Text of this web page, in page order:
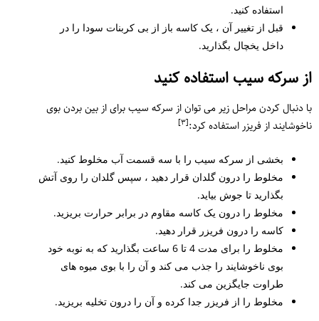
استفاده کنید.
قبل از تغییر آن ، یک کاسه باز از بی کربنات سودا را در
داخل یخچال بگذارید.
از سرکه سیب استفاده کنید
با دنبال کردن مراحل زیر می توان از سرکه سیب برای از بین بردن بوی
ناخوشایند از فریزر استفاده کرد:[٣]
بخشی از سرکه سیب را با سه قسمت آب مخلوط کنید.
مخلوط را درون گلدان قرار دهید ، سپس گلدان را روی آتش
بگذارید تا جوش بیاید.
مخلوط را درون یک کاسه مقاوم در برابر حرارت بریزید.
کاسه را درون فریزر قرار دهید.
مخلوط را برای مدت 4 تا 6 ساعت بگذارید که به نوبه خود
بوی ناخوشایند را جذب می کند و آن را با بوی میوه های
طراوت جایگزین می کند.
مخلوط را از فریزر جدا کرده و آن را درون تخلیه بریزید.